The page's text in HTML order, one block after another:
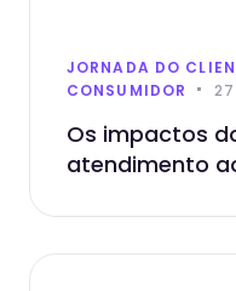
JORNADA DO
CONSUMIDOR
Os impactos
atendimento